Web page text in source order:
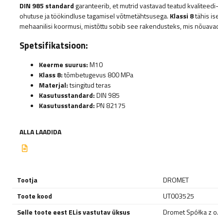
DIN 985 standard garanteerib, et mutrid vastavad teatud
ohutuse ja töökindluse tagamisel võtmetähtsusega. Klassi 8tähis
mehaanilisi koormusi, mistõttu sobib see rakendusteks, mis
Spetsifikatsioon:
Keerme suurus:M10
Klass 8:tõmbetugevus 800 MPa
Materjal:tsingitud teras
Kasutusstandard:DIN 985
Kasutusstandard:PN 82175
ALLA LAADIDA
Tootja
DROMET
Toote kood
UT003525
Selle toote eest ELis vastutav üksus
Dromet Spółka z